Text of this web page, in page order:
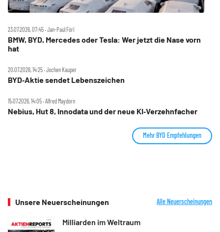
23.07.2026, 07:45 ‧ Jan-Paul Fóri
BMW, BYD, Mercedes oder Tesla: Wer jetzt die Nase vorn
hat
20.07.2026, 14:25 ‧ Jochen Kauper
BYD‑Aktie sendet Lebenszeichen
15.07.2026, 14:05 ‧ Alfred Maydorn
Nebius, Hut 8, Innodata und der neue KI‑Verzehnfacher
Mehr BYD Empfehlungen
Unsere Neuerscheinungen Alle Neuerscheinungen
Milliarden im Weltraum